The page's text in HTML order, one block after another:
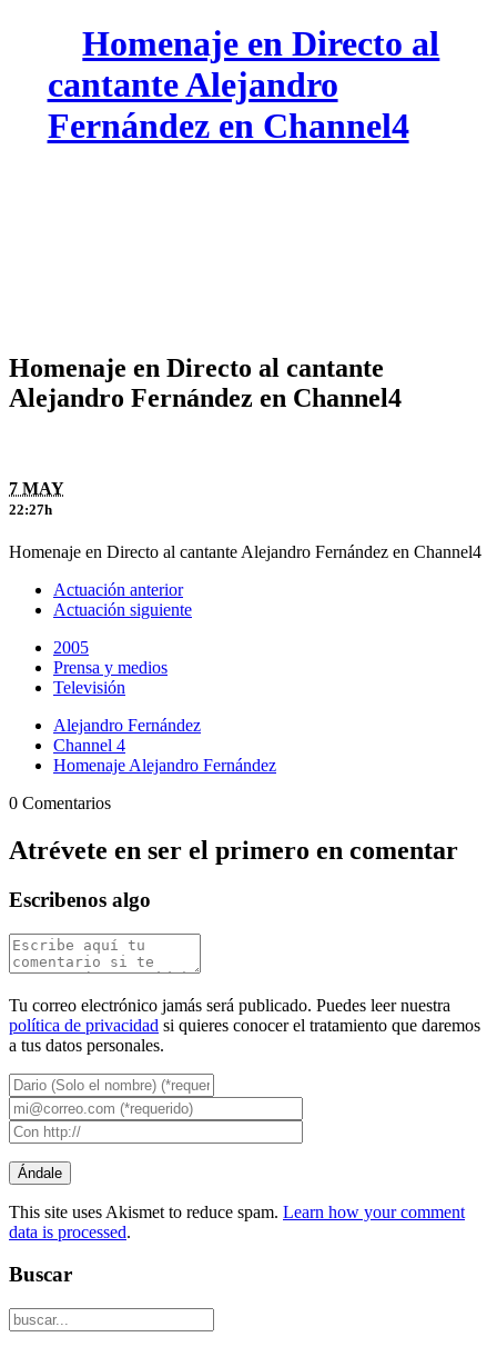
Homenaje en Directo al
cantante Alejandro
Fernández en Channel4
Homenaje en Directo al cantante
Alejandro Fernández en Channel4
7 MAY
22:27h
Homenaje en Directo al cantante Alejandro Fernández en Channel4
Actuación anterior
Actuación siguiente
2005
Prensa y medios
Televisión
Alejandro Fernández
Channel 4
Homenaje Alejandro Fernández
0 Comentarios
Atrévete en ser el primero en comentar
Escribenos algo
Tu correo electrónico jamás será publicado. Puedes leer nuestra
política de privacidad si quieres conocer el tratamiento que daremos
a tus datos personales.
This site uses Akismet to reduce spam. Learn how your comment
data is processed.
Buscar